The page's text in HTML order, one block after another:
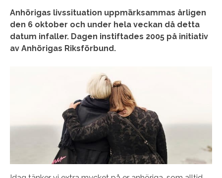
Anhörigas livssituation uppmärksammas årligen
den 6 oktober och under hela veckan då detta
datum infaller. Dagen instiftades 2005 på initiativ
av Anhörigas Riksförbund.